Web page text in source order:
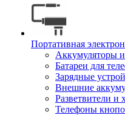
Портативная
Аккумуляторы
Батареи для
Зарядные
Внешние
Разветвители и
Телефоны